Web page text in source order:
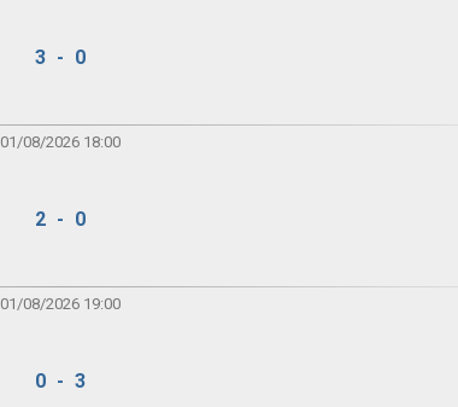
3 - 0
01/08/2026 18:00
2 - 0
01/08/2026 19:00
0 - 3